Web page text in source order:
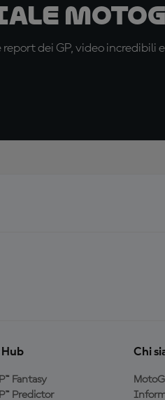
dei GP, video incredibili
Fantasy
Predictor
Chi